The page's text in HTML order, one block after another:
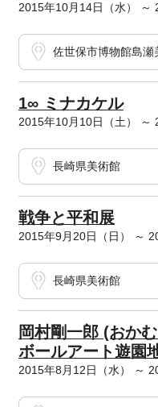
2015年10月14日（水） ～
佐世保市博物館島瀬
1∞ ミナカケル
2015年10月10日（土） ～
長崎県美術館
戦争と平和展
2015年9月20日（日） ～
長崎県美術館
岡村剛一郎 (おか
ボールアート遊園
2015年8月12日（水） ～